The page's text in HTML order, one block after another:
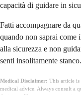
capacità di guidare in
Fatti accompagnare da
quando non saprai
alla sicurezza e non
senti insolitamente stanco.
Medical Disclaimer: This article
medical advice. Always consult a